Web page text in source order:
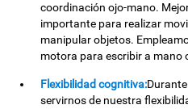
coordinación ojo-mano.
importante para realizar
manipular objetos.
motora para escribir a mano
Flexibilidad cognitiva:
servirnos de nuestra